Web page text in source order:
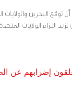
توقع البحرين
التزام الولايات
يعلقون إضرابهم